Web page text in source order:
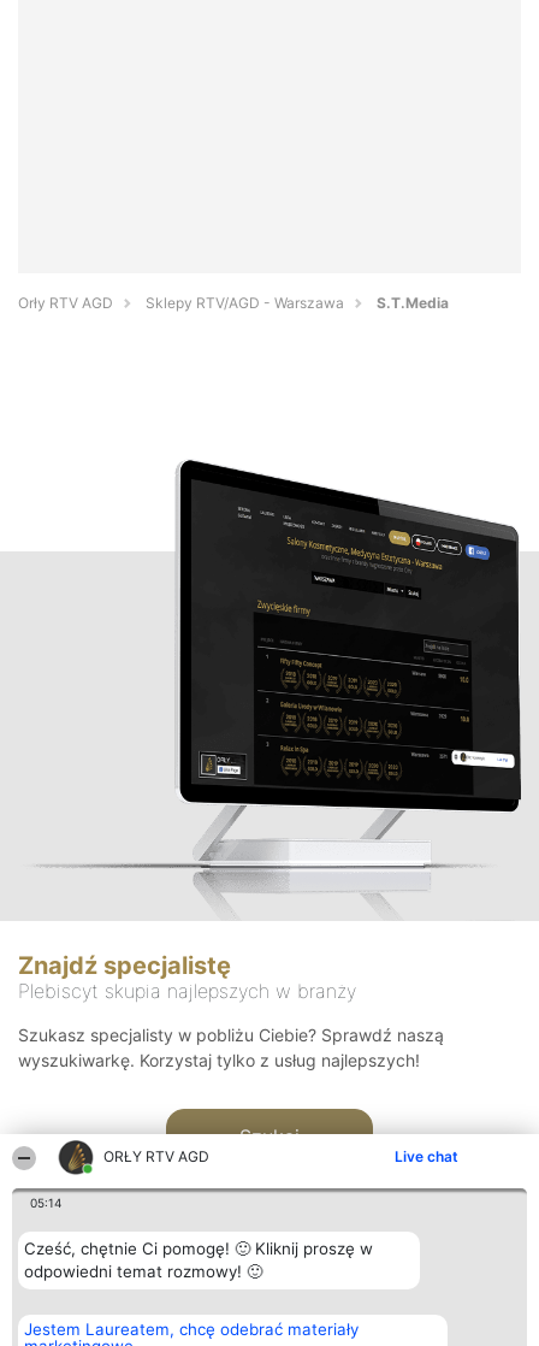
ORŁY RTV AGD Live chat
05:14
Cześć, chętnie Ci pomogę! 🙂 Kliknij proszę w
odpowiedni temat rozmowy! 🙂
Jestem Laureatem, chcę odebrać materiały
Orły RTV AGD Sklepy RTV/AGD - Warszawa S.T.Media
Znajdź specjalistę
Plebiscyt skupia najlepszych w branży
Szukasz specjalisty w pobliżu Ciebie? Sprawdź naszą
wyszukiwarkę. Korzystaj tylko z usług najlepszych!
Szukaj
Organizator plebiscytu
Bright Side Solutions sp. z o.
Plebiscyt
Laureaci
Kontakt
Kontakt